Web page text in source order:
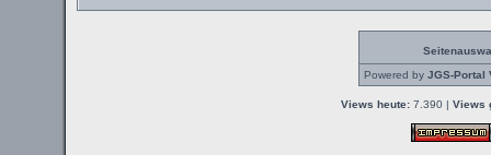
Powered by JGS-Portal
Views heute:7.390 | Views